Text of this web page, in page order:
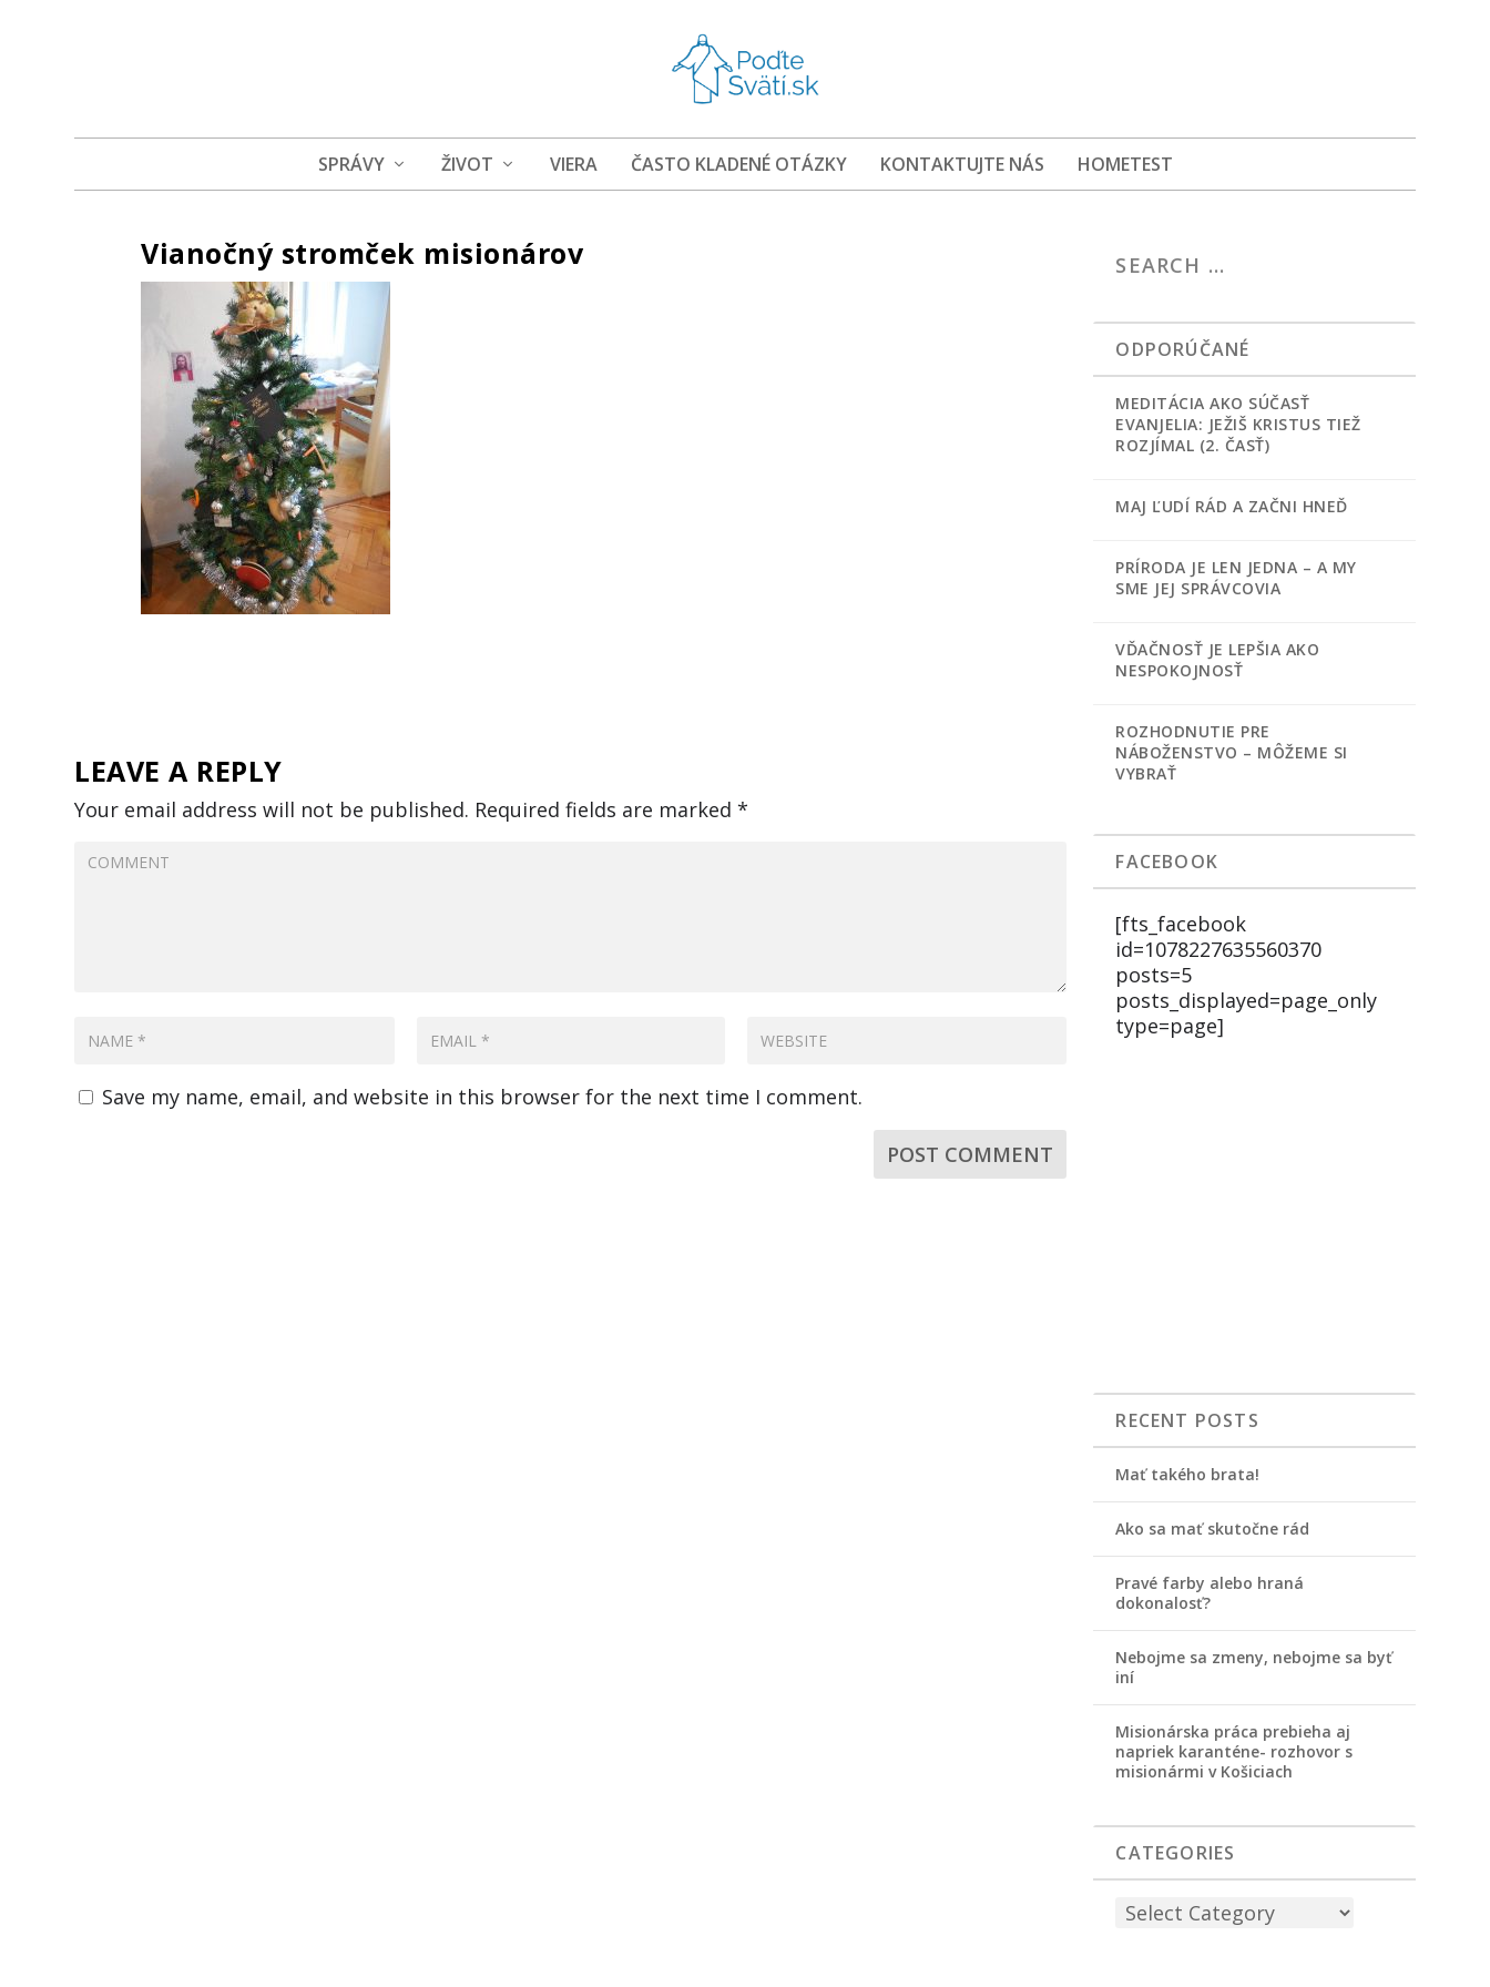
SPRÁVY ŽIVOT VIERA ČASTO KLADENÉ OTÁZKY KONTAKTUJTE NÁS HOMETEST
Vianočný stromček misionárov
LEAVE A REPLY
Your email address will not be published. Required fields are marked*
Save my name, email, and website in this browser for the next time I comment.
ODPORÚČANÉ
MEDITÁCIA AKO SÚČASŤ
EVANJELIA: JEŽIŠ KRISTUS TIEŽ
ROZJÍMAL (2. ČASŤ)
MAJ ĽUDÍ RÁD A ZAČNI HNEĎ
PRÍRODA JE LEN JEDNA – A MY
SME JEJ SPRÁVCOVIA
VĎAČNOSŤ JE LEPŠIA AKO
NESPOKOJNOSŤ
ROZHODNUTIE PRE
NÁBOŽENSTVO – MÔŽEME SI
VYBRAŤ
FACEBOOK
[fts_facebook
id=1078227635560370
posts=5
posts_displayed=page_only
type=page]
RECENT POSTS
Mať takého brata!
Ako sa mať skutočne rád
Pravé farby alebo hraná
dokonalosť?
Nebojme sa zmeny, nebojme sa byť
iní
Misionárska práca prebieha aj
napriek karanténe- rozhovor s
misionármi v Košiciach
CATEGORIES